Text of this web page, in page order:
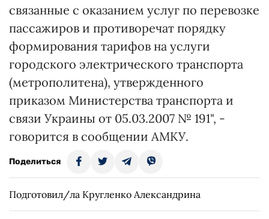
связанные с оказанием услуг по перевозке
пассажиров и противоречат порядку
формирования тарифов на услуги
городского электрического транспорта
(метрополитена), утвержденного
приказом Министерства транспорта и
связи Украины от 05.03.2007 № 191", -
говорится в сообщении АМКУ.
Поделиться
Подготовил/ла Кругленко Александрина